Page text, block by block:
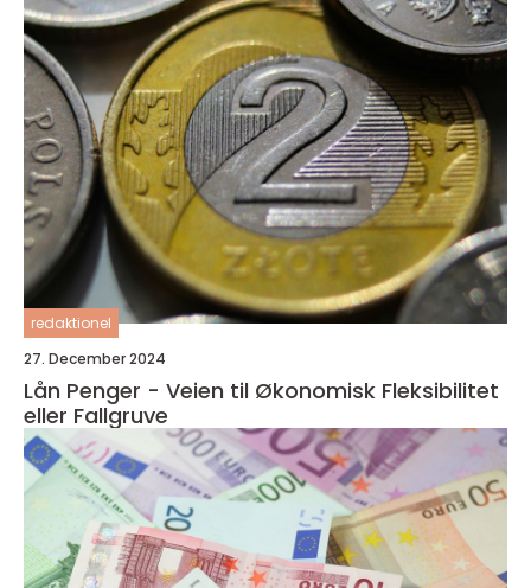
redaktionel
27. December 2024
Lån Penger - Veien til Økonomisk Fleksibilitet
eller Fallgruve